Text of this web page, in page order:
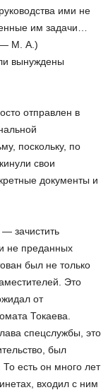
ими не
им задачи…
— М. А.)
вынуждены
отправлен в
поскольку, по
свои
документы и
зачистить
не преданных
был не только
Это
от
Токаева.
спецслужбы, это
был
есть он много лет
входил с ним